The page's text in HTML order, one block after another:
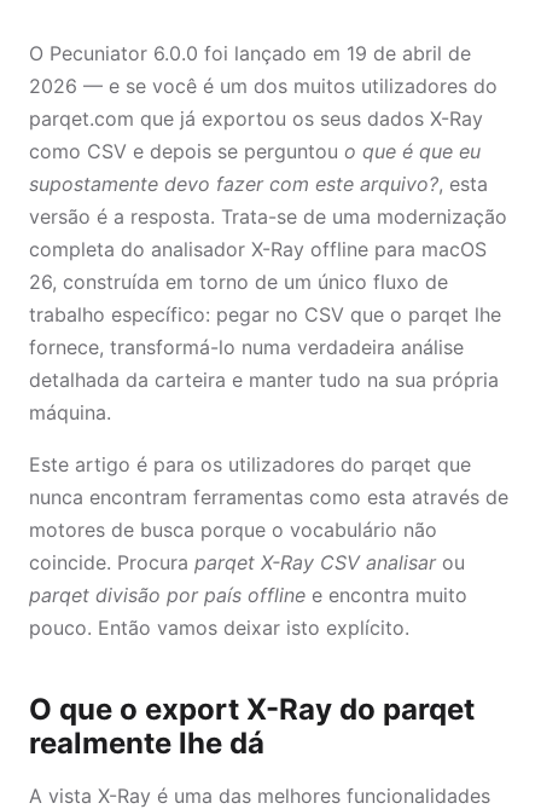
O Pecuniator 6.0.0 foi lançado em 19 de abril de
2026 — e se você é um dos muitos utilizadores do
parqet.com que já exportou os seus dados X-Ray
como CSV e depois se perguntou o que é que eu
supostamente devo fazer com este arquivo?, esta
versão é a resposta. Trata-se de uma modernização
completa do analisador X-Ray offline para macOS
26, construída em torno de um único fluxo de
trabalho específico: pegar no CSV que o parqet lhe
fornece, transformá-lo numa verdadeira análise
detalhada da carteira e manter tudo na sua própria
máquina.
Este artigo é para os utilizadores do parqet que
nunca encontram ferramentas como esta através de
motores de busca porque o vocabulário não
coincide. Procura parqet X-Ray CSV analisarou
parqet divisão por país offline e encontra muito
pouco. Então vamos deixar isto explícito.
O que o export X-Ray do parqet
realmente lhe dá
A vista X-Ray é uma das melhores funcionalidades